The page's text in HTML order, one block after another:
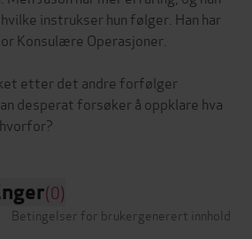
instrukser hun følger. Han har
Konsulære Operasjoner.
etter det andre forfølger
desperat forsøker å oppklare hva
(0)
Betingelser for brukergenerert innhold